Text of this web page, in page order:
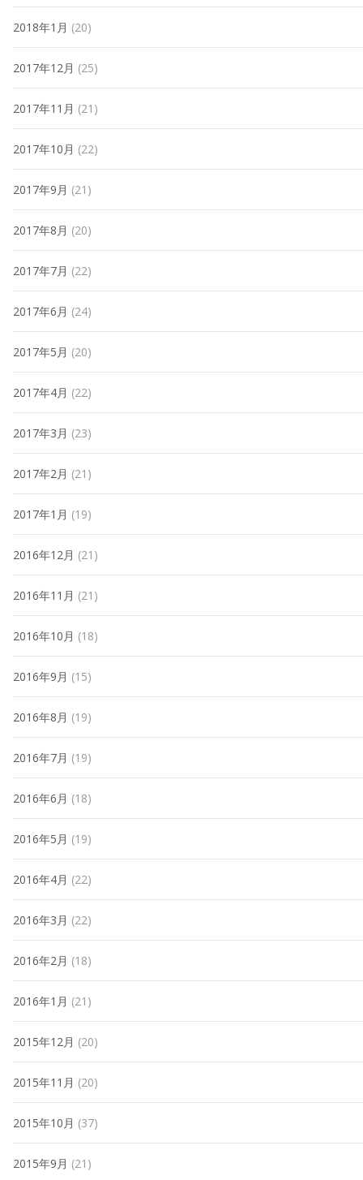
2018年1月 (20)
2017年12月 (25)
2017年11月 (21)
2017年10月 (22)
2017年9月 (21)
2017年8月 (20)
2017年7月 (22)
2017年6月 (24)
2017年5月 (20)
2017年4月 (22)
2017年3月 (23)
2017年2月 (21)
2017年1月 (19)
2016年12月 (21)
2016年11月 (21)
2016年10月 (18)
2016年9月 (15)
2016年8月 (19)
2016年7月 (19)
2016年6月 (18)
2016年5月 (19)
2016年4月 (22)
2016年3月 (22)
2016年2月 (18)
2016年1月 (21)
2015年12月 (20)
2015年11月 (20)
2015年10月 (37)
2015年9月 (21)